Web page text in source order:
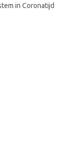
in Coronatijd